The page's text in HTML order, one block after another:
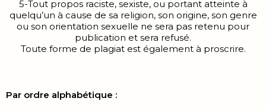
5-Tout propos raciste, sexiste, ou portant atteinte à
quelqu’un à cause de sa religion, son origine, son genre
ou son orientation sexuelle ne sera pas retenu pour
publication et sera refusé.
Toute forme de plagiat est également à proscrire.
Par ordre alphabétique :